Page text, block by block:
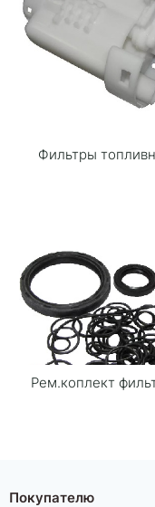
Фильтры
Рем.коплект
Покупателю